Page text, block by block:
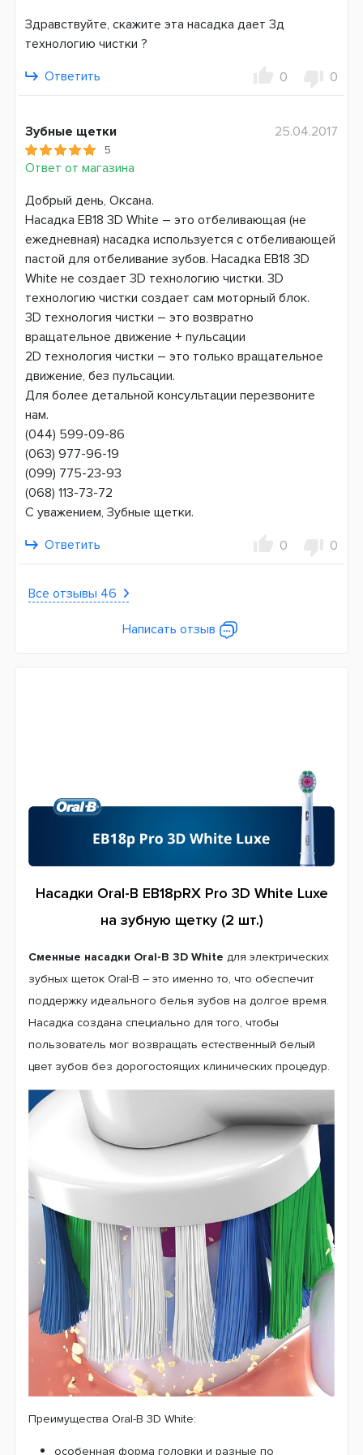
Страна производитель
Здравствуйте, скажите эта насадка дает 3д
технологию чистки ?
Ответить
0 0
Зубные щетки
5
Ответ от магазина
25.04.2017
Добрый день, Оксана.
Насадка EB18 3D White – это отбеливающая (не
ежедневная) насадка используется с отбеливающей
пастой для отбеливание зубов. Насадка EB18 3D
White не создает 3D технологию чистки. 3D
технологию чистки создает сам моторный блок.
3D технология чистки – это возвратно
вращательное движение + пульсации
2D технология чистки – это только вращательное
движение, без пульсации.
Для более детальной консультации перезвоните
нам.
(044) 599-09-86
(063) 977-96-19
(099) 775-23-93
(068) 113-73-72
С уважением, Зубные щетки.
Ответить
0 0
Все отзывы 46
Написать отзыв
Насадки Oral-B EB18pRXPro 3D White Luxe
на зубную щетку (2 шт.)
Сменные насадки Oral-B 3D White для электрических
зубных щеток Oral-B – это именно то, что обеспечит
поддержку идеального белья зубов на долгое время.
Насадка создана специально для того, чтобы
пользователь мог возвращать естественный белый
цвет зубов без дорогостоящих клинических процедур.
Преимущества Oral-B 3D White:
особенная форма головки и разные по